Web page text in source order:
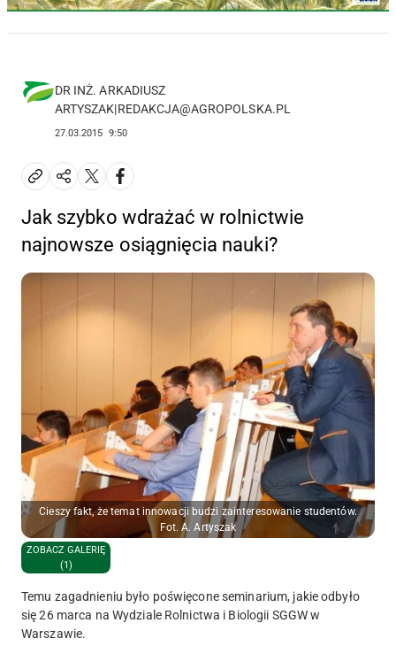
DR INŻ. ARKADIUSZ
ARTYSZAK|REDAKCJA@AGROPOLSKA.PL
27.03.2015 9:50
Jak szybko wdrażać w rolnictwie
najnowsze osiągnięcia nauki?
Cieszy fakt, że temat innowacji budzi zainteresowanie studentów.
Fot. A. Artyszak
ZOBACZ GALERIĘ
(1)
Temu zagadnieniu było poświęcone seminarium, jakie odbyło
się 26 marca na Wydziale Rolnictwa i Biologii SGGW w
Warszawie.